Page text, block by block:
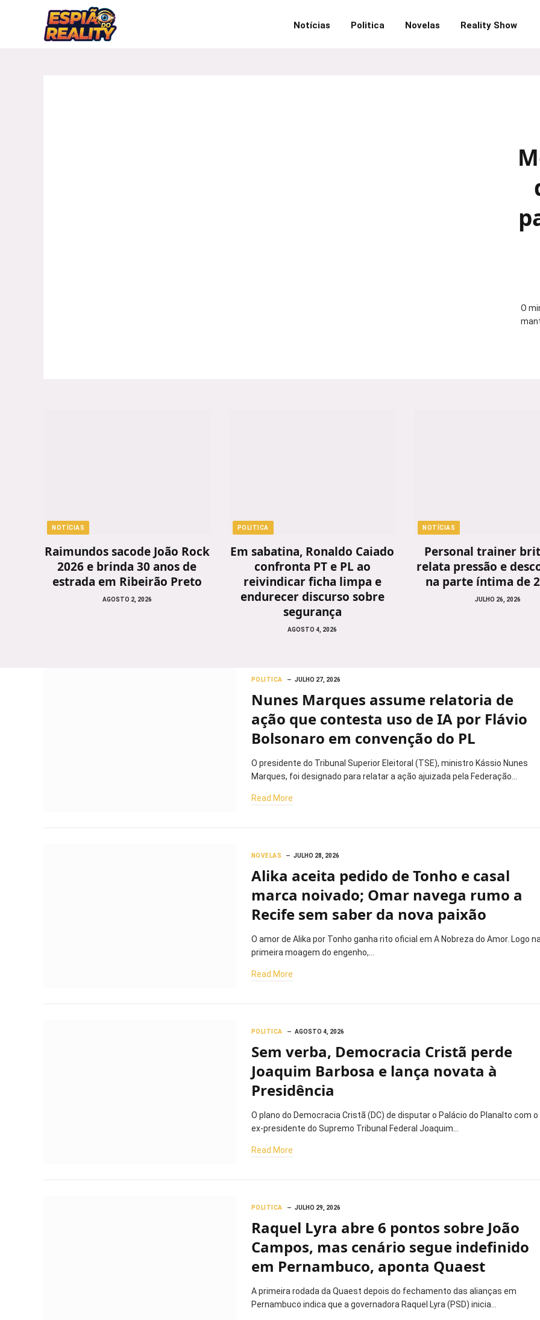
Notícias Politica Novelas Reality Show
O
NOTÍCIAS
Raimundos sacode João Rock
2026 e brinda 30 anos de
estrada em Ribeirão Preto
AGOSTO 2, 2026
POLITICA
Em sabatina, Ronaldo Caiado
confronta PT e PL ao
reivindicar ficha limpa e
endurecer discurso sobre
segurança
AGOSTO 4, 2026
NOTÍCIAS
Personal trainer
relata pressão e
na parte íntima de
JULHO 26, 2026
POLITICA JULHO 27, 2026
Nunes Marques assume relatoria de
ação que contesta uso de IA por Flávio
Bolsonaro em convenção do PL
O presidente do Tribunal Superior Eleitoral (TSE), ministro Kássio Nunes
Marques, foi designado para relatar a ação ajuizada pela Federação…
Read More
NOVELAS JULHO 28, 2026
Alika aceita pedido de Tonho e casal
marca noivado; Omar navega rumo a
Recife sem saber da nova paixão
O amor de Alika por Tonho ganha rito oficial em A Nobreza do Amor. Logo na
primeira moagem do engenho,…
Read More
POLITICA AGOSTO 4, 2026
Sem verba, Democracia Cristã perde
Joaquim Barbosa e lança novata à
Presidência
O plano do Democracia Cristã (DC) de disputar o Palácio do Planalto com o
ex-presidente do Supremo Tribunal Federal Joaquim…
Read More
POLITICA JULHO 29, 2026
Raquel Lyra abre 6 pontos sobre João
Campos, mas cenário segue indefinido
em Pernambuco, aponta Quaest
A primeira rodada da Quaest depois do fechamento das alianças em
Pernambuco indica que a governadora Raquel Lyra (PSD) inicia…